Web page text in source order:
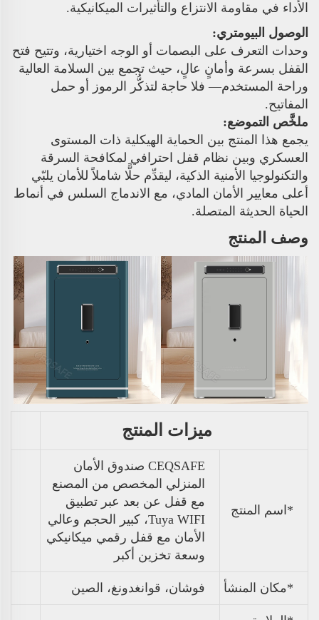
الأداء في مقاومة الانتزاع والتأثيرات الميكانيكية.
الوصول البيومتري:
وحدات التعرف على البصمات أو الوجه اختيارية، وتتيح فتح
القفل بسرعة وأمانٍ عالٍ، حيث تجمع بين السلامة العالية
وراحة المستخدم— فلا حاجة لتذكُّر الرموز أو حمل
المفاتيح.
ملخَّص التموضع:
يجمع هذا المنتج بين الحماية الهيكلية ذات المستوى
العسكري وبين نظام قفل احترافي لمكافحة السرقة
والتكنولوجيا الأمنية الذكية، ليقدِّم حلًّا شاملاً للأمان يلبّي
أعلى معايير الأمان المادي، مع الاندماج السلس في أنماط
الحياة الحديثة المتصلة.
وصف المنتج
ميزات المنتج
*اسم المنتج
CEQSAFE صندوق الأمان
المنزلي المخصص من المصنع
مع قفل عن بعد عبر تطبيق
Tuya WIFI، كبير الحجم وعالي
الأمان مع قفل رقمي ميكانيكي
وسعة تخزين أكبر
*مكان المنشأ فوشان، قوانغدونغ، الصين